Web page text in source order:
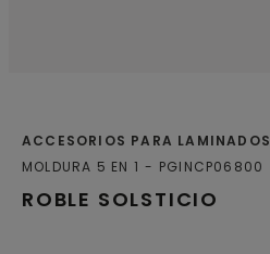
ROBLE SOLSTICIO
ACCESORIOS PARA LAMINADOS
MOLDURA 5 EN 1
PGINCP06800